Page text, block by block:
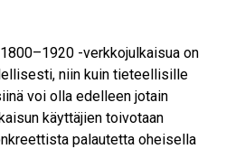
-verkkojulkaisua on
niin kuin tieteellisille
voi olla edelleen jotain
käyttäjien toivotaan
palautetta oheisella